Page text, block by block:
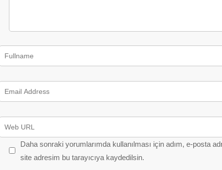
Daha sonraki yorumlarımda kullanılması için adım, e-posta
site adresim bu tarayıcıya kaydedilsin.